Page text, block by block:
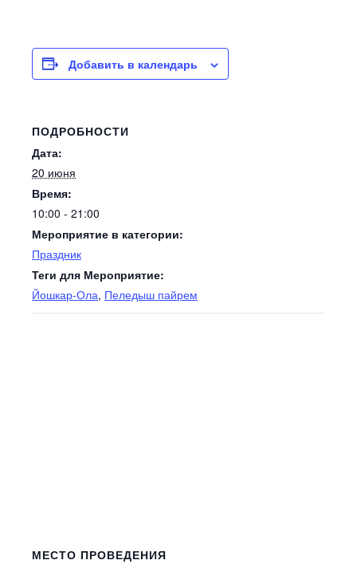
Добавить в календарь
ПОДРОБНОСТИ
Дата:
20 июня
Время:
10:00 - 21:00
Мероприятие в категории:
Праздник
Теги для Мероприятие:
Йошкар-Ола, Пеледыш пайрем
МЕСТО ПРОВЕДЕНИЯ